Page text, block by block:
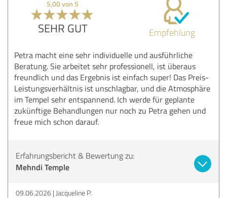
5,00 von 5
SEHR GUT Empfehlung
Petra macht eine sehr individuelle und ausführliche
Beratung. Sie arbeitet sehr professionell, ist überaus
freundlich und das Ergebnis ist einfach super! Das Preis-
Leistungsverhältnis ist unschlagbar, und die Atmosphäre
im Tempel sehr entspannend. Ich werde für geplante
zukünftige Behandlungen nur noch zu Petra gehen und
freue mich schon darauf.
Erfahrungsbericht & Bewertung zu:
Mehndi Temple
09.06.2026 Jacqueline P.